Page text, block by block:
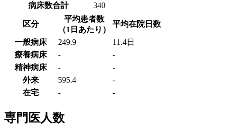
病床数合計
340
区分
平均患者数
（1日あたり）
平均在院日数
一般病床 249.9
11.4日
療養病床
-
-
精神病床
-
-
外来
595.4
-
在宅
- -
専門医人数